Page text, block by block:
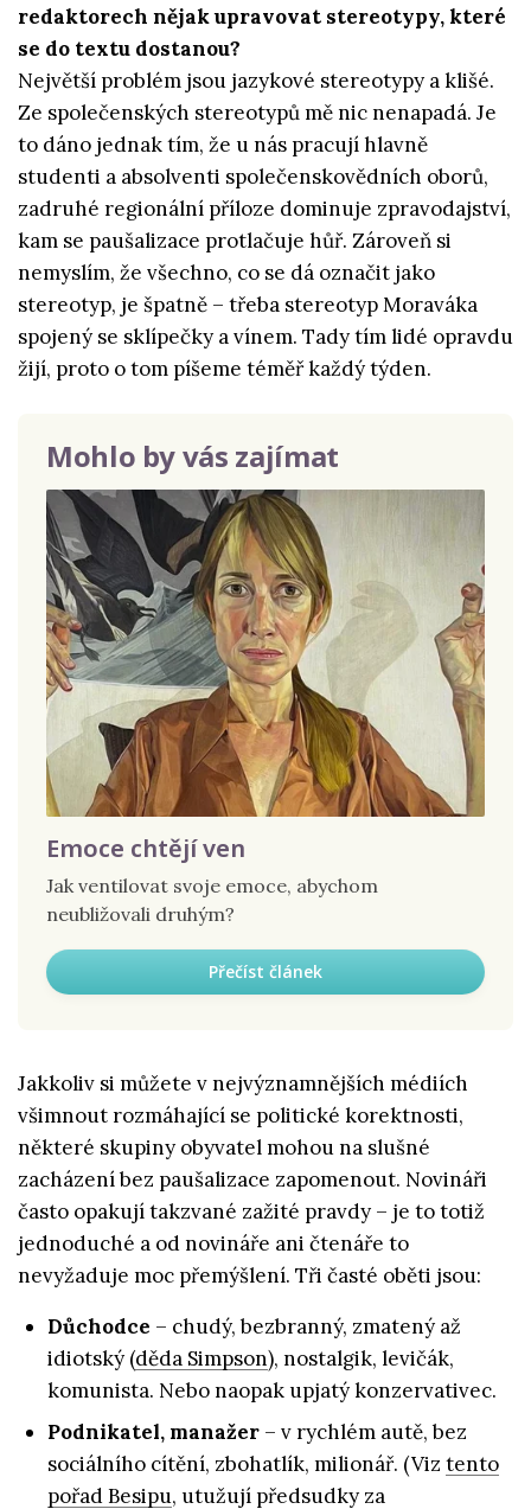
redaktorech nějak upravovat stereotypy, které
se do textu dostanou?
Největší problém jsou jazykové stereotypy a klišé.
Ze společenských stereotypů mě nic nenapadá. Je
to dáno jednak tím, že u nás pracují hlavně
studenti a absolventi společenskovědních oborů,
zadruhé regionální příloze dominuje zpravodajství,
kam se paušalizace protlačuje hůř. Zároveň si
nemyslím, že všechno, co se dá označit jako
stereotyp, je špatně – třeba stereotyp Moraváka
spojený se sklípečky a vínem. Tady tím lidé opravdu
žijí, proto o tom píšeme téměř každý týden.
Mohlo by vás zajímat
Emoce chtějí ven
Jak ventilovat svoje emoce, abychom
neubližovali druhým?
Přečíst článek
Jakkoliv si můžete v nejvýznamnějších médiích
všimnout rozmáhající se politické korektnosti,
některé skupiny obyvatel mohou na slušné
zacházení bez paušalizace zapomenout. Novináři
často opakují takzvané zažité pravdy – je to totiž
jednoduché a od novináře ani čtenáře to
nevyžaduje moc přemýšlení. Tři časté oběti jsou:
Důchodce – chudý, bezbranný, zmatený až
idiotský (děda Simpson), nostalgik, levičák,
komunista. Nebo naopak upjatý konzervativec.
Podnikatel, manažer – v rychlém autě, bez
sociálního cítění, zbohatlík, milionář. (Viz tento
pořad Besipu, utužují předsudky za